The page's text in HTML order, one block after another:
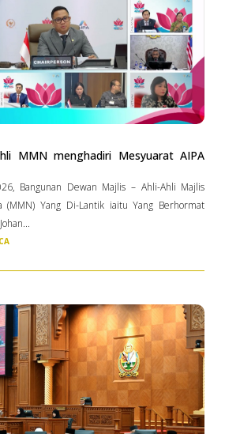
MMN menghadiri Mesyuarat AIPA
Bangunan Dewan Majlis – Ahli-Ahli Majlis
(MMN) Yang Di-Lantik iaitu Yang Berhormat